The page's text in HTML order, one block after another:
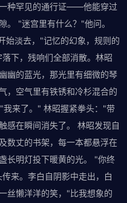
种罕见的通行证——他能穿过
。 "迷宫里有什么？"他问。
始淡去，"记忆的幻象，规则的
下，残响们全部消散。林昭
幽的蓝光，那光里有细微的琴
，空气里有铁锈和冷杉混合的
来了。" 林昭握紧拳头："带
感在瞬间消失了。 林昭发现自
数丈的书架，每一本都悬浮在
长明灯投下暖黄的光。 "你终
来。李白自阴影中走出，白
丝懒洋洋的笑，"比我想象的